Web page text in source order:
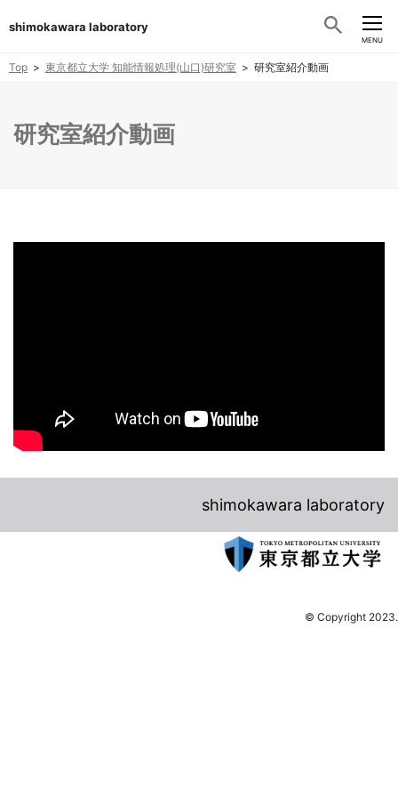
CLOSE
MENU
Top 東京都立大学 知能情報処理(山口)研究室 研究室紹介動画
研究室紹介動画
shimokawara laboratory
© Copyright 2023.
shimokawara laboratory